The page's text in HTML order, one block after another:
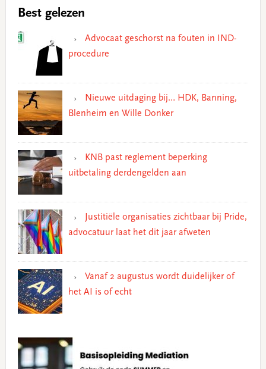
Best gelezen
Advocaat geschorst na fouten in IND-
procedure
Nieuwe uitdaging bij… HDK, Banning,
Blenheim en Wille Donker
KNB past reglement beperking
uitbetaling derdengelden aan
Justitiële organisaties zichtbaar bij Pride,
advocatuur laat het dit jaar afweten
Vanaf 2 augustus wordt duidelijker of
het AI is of echt